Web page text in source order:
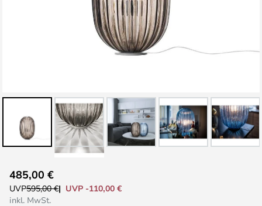
Anfang
der
485,00 €
UVP595,00 €
UVP -110,00 €
inkl. MwSt.